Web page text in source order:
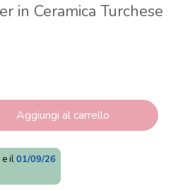
in Ceramica Turchese
Aggiungi al carrello
e il01/09/26